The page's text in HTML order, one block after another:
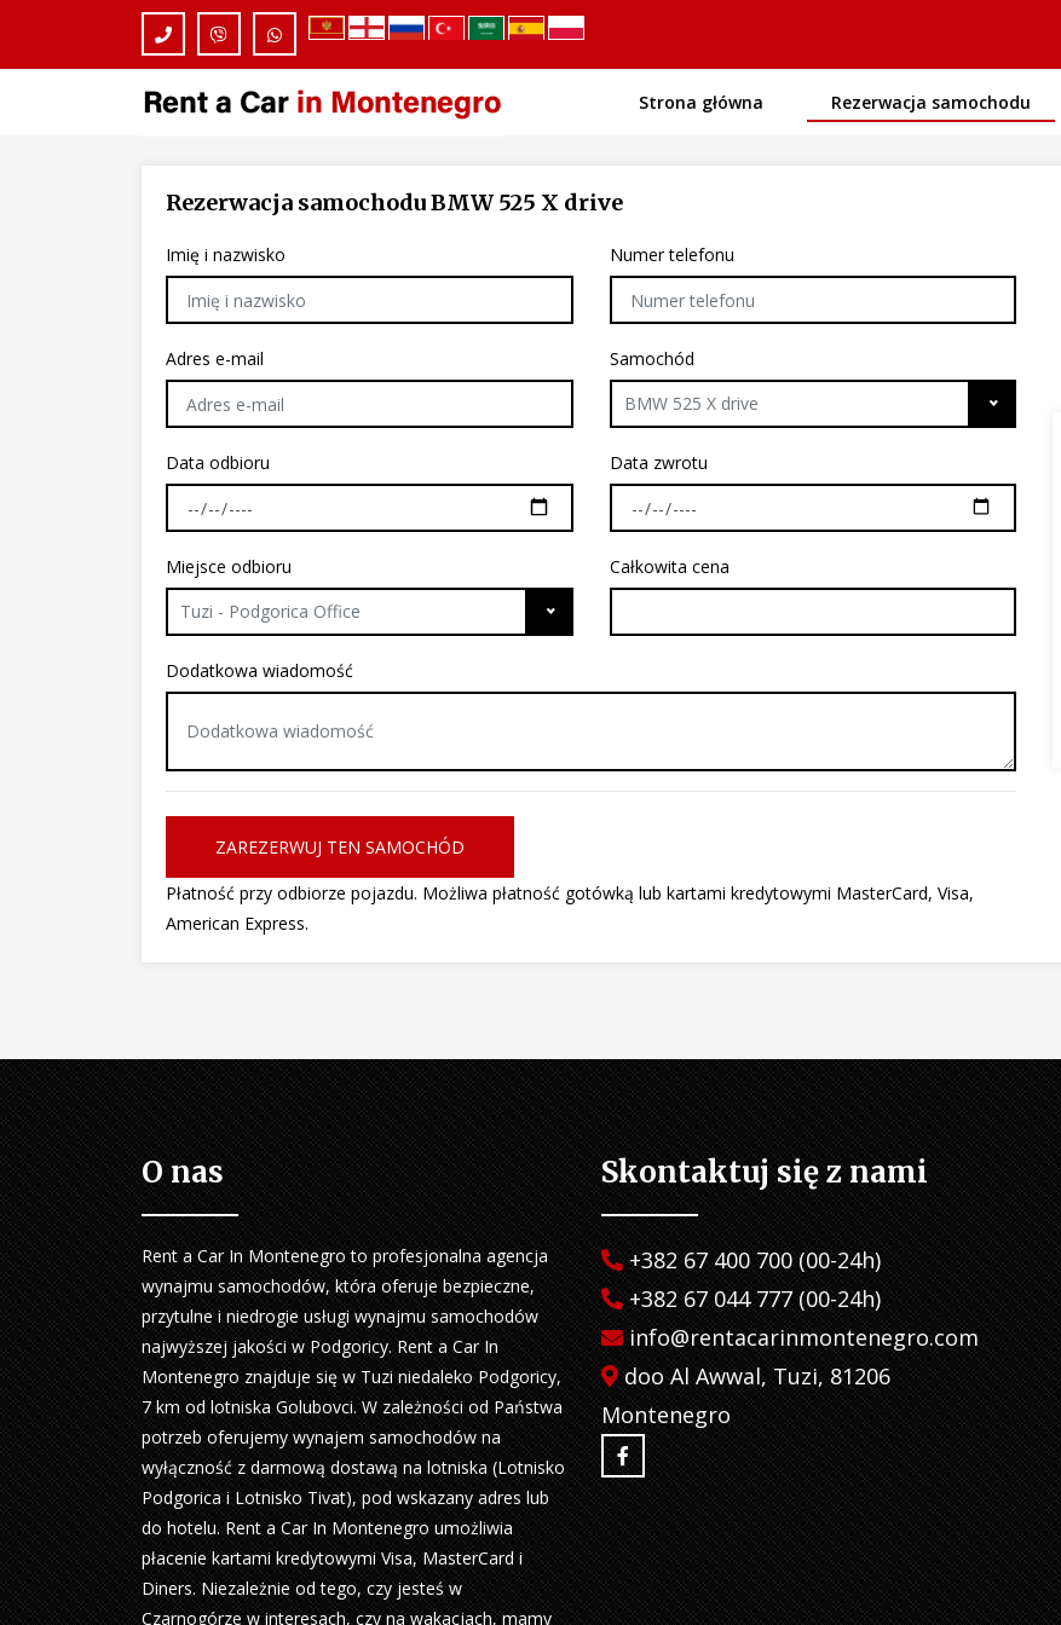
Strona główna Rezerwacja samochodu
Rezerwacja samochoduBMW 525 X drive
Imię i nazwisko Numer telefonu
Adres e-mail
Samochód
BMW 525 X drive
Data odbioru Data zwrotu
Miejsce odbioru
Tuzi - Podgorica Office
Całkowita cena
Dodatkowa wiadomość
ZAREZERWUJ TEN SAMOCHÓD
Płatność przy odbiorze pojazdu. Możliwa płatność gotówką lub kartami kredytowymi MasterCard, Visa,
American Express.
O nas
Rent a Car In Montenegro to profesjonalna agencja
wynajmu samochodów, która oferuje bezpieczne,
przytulne i niedrogie usługi wynajmu samochodów
najwyższej jakości w Podgoricy. Rent a Car In
Montenegro znajduje się w Tuzi niedaleko Podgoricy,
7 km od lotniska Golubovci. W zależności od Państwa
potrzeb oferujemy wynajem samochodów na
wyłączność z darmową dostawą na lotniska (Lotnisko
Podgorica i Lotnisko Tivat), pod wskazany adres lub
do hotelu. Rent a Car In Montenegro umożliwia
płacenie kartami kredytowymi Visa, MasterCard i
Diners. Niezależnie od tego, czy jesteś w
Czarnogórze w interesach, czy na wakacjach, mamy
Skontaktuj się z nami
+382 67 400 700 (00-24h)
+382 67 044 777 (00-24h)
info@rentacarinmontenegro.com
doo Al Awwal, Tuzi, 81206
Montenegro